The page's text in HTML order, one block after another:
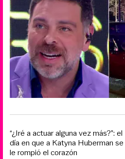
“¿Iré a actuar alguna vez más?”: el
día en que a Katyna Huberman se
le rompió el corazón